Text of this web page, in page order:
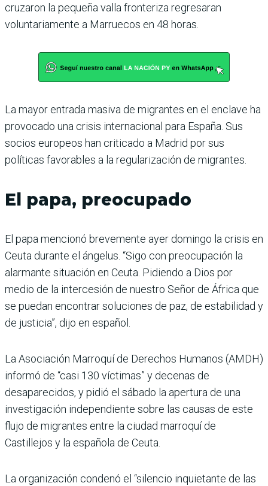
cruzaron la pequeña valla fronteriza regresaran
voluntariamente a Marruecos en 48 horas.
La mayor entrada masiva de migrantes en el enclave ha
provocado una crisis internacional para España. Sus
socios europeos han criticado a Madrid por sus
políticas favorables a la regularización de migrantes.
El papa, preocupado
El papa mencionó brevemente ayer domingo la crisis en
Ceuta durante el ángelus. “Sigo con preocupación la
alarmante situación en Ceuta. Pidiendo a Dios por
medio de la intercesión de nuestro Señor de África que
se puedan encontrar soluciones de paz, de estabilidad y
de justicia”, dijo en español.
La Asociación Marroquí de Derechos Humanos (AMDH)
informó de “casi 130 víctimas” y decenas de
desaparecidos, y pidió el sábado la apertura de una
investigación independiente sobre las causas de este
flujo de migrantes entre la ciudad marroquí de
Castillejos y la española de Ceuta.
La organización condenó el “silencio inquietante de las